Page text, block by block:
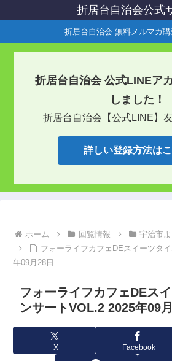
折居台自治会公式
折居台自治会 無料メルマガ
折居台自治会 公式LINEア
しました！
折居台自治会【公式LINE】
詳しい登録方法は
ホーム 回覧情報 宇治市よ
フォーライフカフェDEスイーツタ
年09月28日
フォーライフカフェDEス
ンサートVOL.2 2025年09
X Facebook